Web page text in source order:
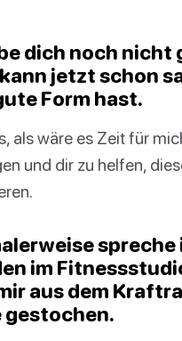
dich noch nicht
jetzt schon
Form hast.
als wäre es Zeit für
und dir zu helfen,
spreche
im
aus dem
gestochen.